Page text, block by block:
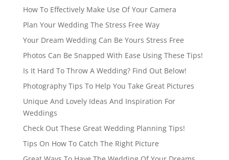
How To Effectively Make Use Of Your Camera
Plan Your Wedding The Stress Free Way
Your Dream Wedding Can Be Yours Stress Free
Photos Can Be Snapped With Ease Using These Tips!
Is It Hard To Throw A Wedding? Find Out Below!
Photography Tips To Help You Take Great Pictures
Unique And Lovely Ideas And Inspiration For
Weddings
Check Out These Great Wedding Planning Tips!
Tips On How To Catch The Right Picture